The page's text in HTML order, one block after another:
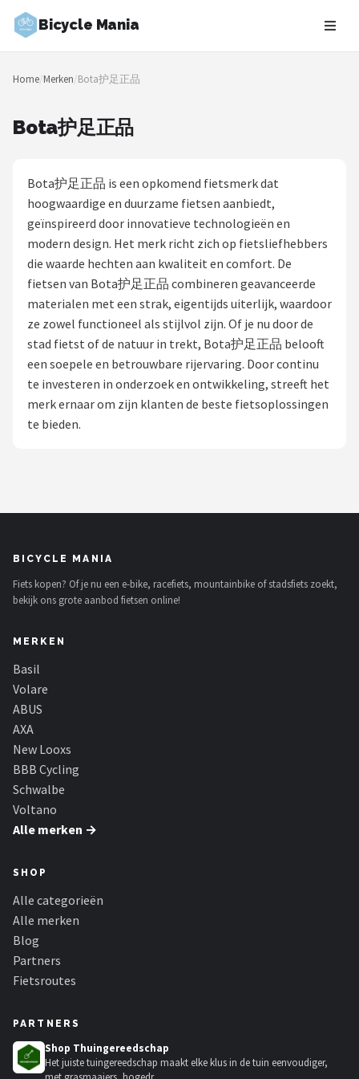
Bicycle Mania
Zoeken
NAVIGATIE
Shop
Blog
Fietsroutes
Kinderfietsen
Stadsfietsen
Elektrische fietsen
Mountainbikes
Shop
ABUS
AXA
New Looxs
BBB Cycling
Schwalbe
Voltano
Shimano
Home/Merken/Bota护足正品
Bota护足正品
Bota护足正品 is een opkomend fietsmerk dat
hoogwaardige en duurzame fietsen aanbiedt,
geïnspireerd door innovatieve technologieën en
modern design. Het merk richt zich op fietsliefhebbers
die waarde hechten aan kwaliteit en comfort. De
fietsen van Bota护足正品 combineren geavanceerde
materialen met een strak, eigentijds uiterlijk, waardoor
ze zowel functioneel als stijlvol zijn. Of je nu door de
stad fietst of de natuur in trekt, Bota护足正品 belooft
een soepele en betrouwbare rijervaring. Door continu
te investeren in onderzoek en ontwikkeling, streeft het
merk ernaar om zijn klanten de beste fietsoplossingen
te bieden.
BICYCLE MANIA
Fiets kopen? Of je nu een e-bike, racefiets, mountainbike of stadsfiets zoekt,
bekijk ons grote aanbod fietsen online!
MERKEN
Basil
Volare
ABUS
AXA
New Looxs
BBB Cycling
Schwalbe
Voltano
Alle merken →
SHOP
Alle categorieën
Alle merken
Blog
Partners
Fietsroutes
PARTNERS
Shop Thuingereedschap
Het juiste tuingereedschap maakt elke klus in de tuin eenvoudiger,